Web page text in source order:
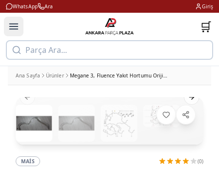
WhatsApp Ara Giriş
🛒
Parça Ara...
Ana Sayfa Ürünler Megane 3, Fluence Yakıt Hortumu Orijinal 164460010R
Previous slide Next
MAIS (0)